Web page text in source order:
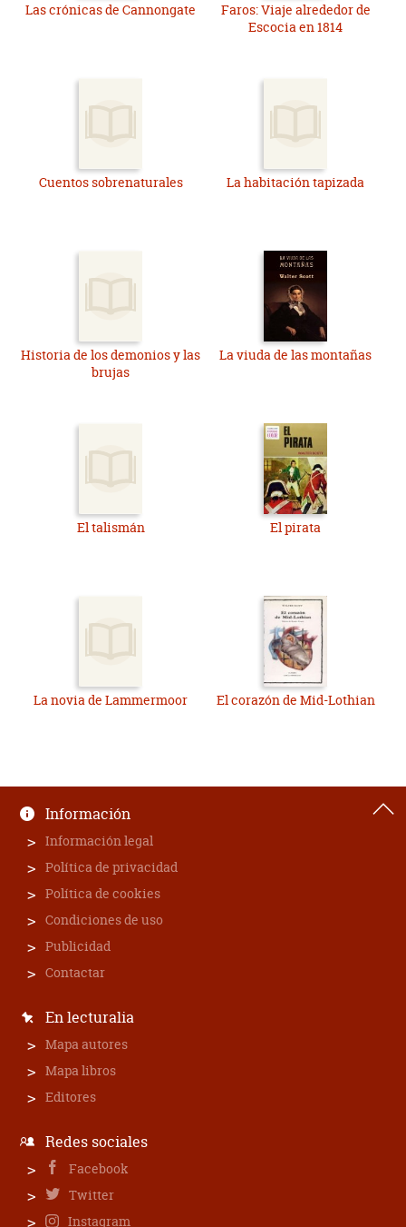
Las crónicas de Cannongate
Faros: Viaje alrededor de
Escocia en 1814
Cuentos sobrenaturales La habitación tapizada
Historia de los demonios y las
brujas
La viuda de las montañas
El talismán El pirata
La novia de Lammermoor El corazón de Mid-Lothian
Información
Información legal
Política de privacidad
Política de cookies
Condiciones de uso
Publicidad
Contactar
En lecturalia
Mapa autores
Mapa libros
Editores
Redes sociales
Facebook
Twitter
Instagram